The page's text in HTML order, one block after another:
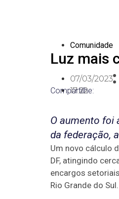
Comunidade
Luz mais
07/03/2023
17:22
Compartilhe:
O aumento foi
da federação,
Um novo cálculo
DF, atingindo
encargos
Rio Grande do Sul.